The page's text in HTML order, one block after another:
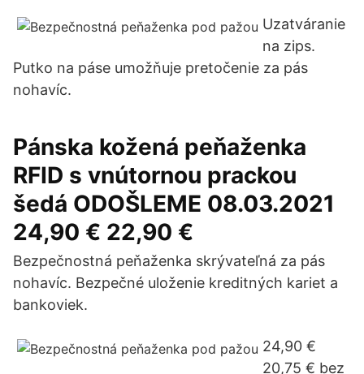
Uzatváranie
na zips.
Putko na páse umožňuje pretočenie za pás
nohavíc.
Pánska kožená peňaženka
RFID s vnútornou prackou
šedá ODOŠLEME 08.03.2021
24,90 € 22,90 €
Bezpečnostná peňaženka skrývateľná za pás
nohavíc. Bezpečné uloženie kreditných kariet a
bankoviek.
24,90 €
20,75 € bez